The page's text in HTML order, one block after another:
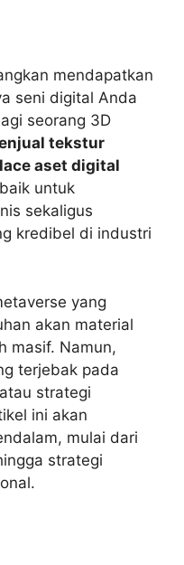
mendapatkan
seni digital Anda
seorang 3D
tekstur
aset digital
untuk
sekaligus
kredibel di industri
yang
akan material
masif. Namun,
terjebak pada
strategi
ini akan
mulai dari
strategi